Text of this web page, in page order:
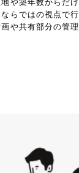
や築年数からだ
らではの視点で
や共有部分の管